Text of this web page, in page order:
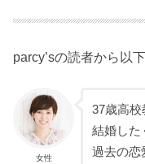
parcy’sの読者から以
女性
37歳高校
結婚した
過去の恋